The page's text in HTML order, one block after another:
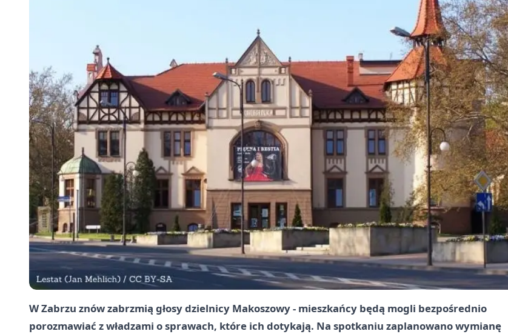
W Zabrzu znów zabrzmią głosy dzielnicy Makoszowy - mieszkańcy będą mogli bezpośrednio
porozmawiać z władzami o sprawach, które ich dotykają. Na spotkaniu zaplanowano wymianę